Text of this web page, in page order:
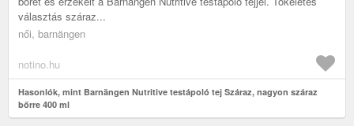
választás száraz...
női, barnängen
notino.hu
Hasonlók, mint Barnängen Nutritive testápoló tej Száraz, nagyon száraz
bőrre 400 ml